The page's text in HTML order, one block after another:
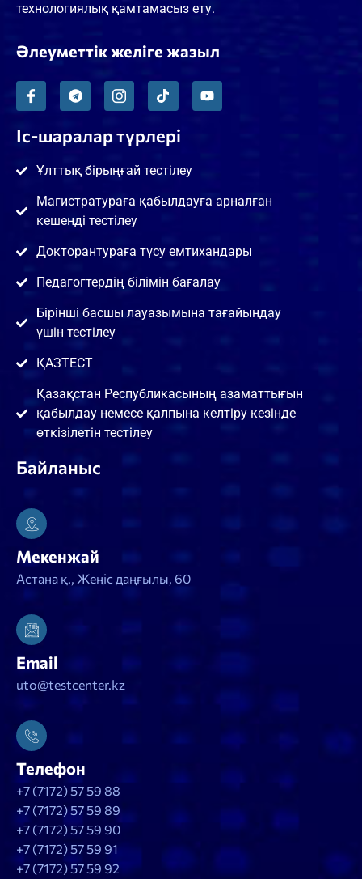
технологиялық қамтамасыз ету.
Әлеуметтік желіге жазыл
Іс-шаралар түрлері
Ұлттық бірыңғай тестілеу
Магистратураға қабылдауға арналған
кешенді тестілеу
Докторантураға түсу емтихандары
Педагогтердің білімін бағалау
Бірінші басшы лауазымына тағайындау
үшін тестілеу
ҚАЗТЕСТ
Қазақстан Республикасының азаматтығын
қабылдау немесе қалпына келтіру кезінде
өткізілетін тестілеу
Байланыс
Мекенжай
Астана қ., Жеңіс даңғылы, 60
Email
uto@testcenter.kz
Телефон
+7 (7172) 57 59 88
+7 (7172) 57 59 89
+7 (7172) 57 59 90
+7 (7172) 57 59 91
+7 (7172) 57 59 92